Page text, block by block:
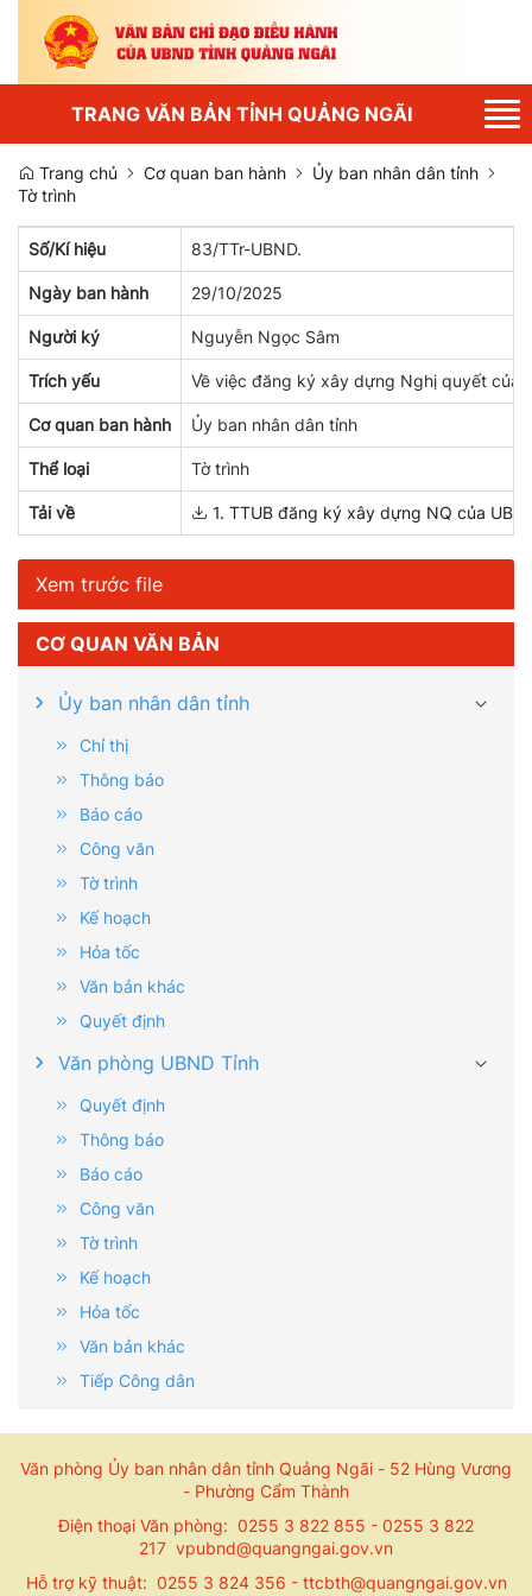
TRANG VĂN BẢN TỈNH QUẢNG NGÃI
CƠ QUAN VĂN BẢN
Ủy ban nhân dân tỉnh
Chỉ thị
Thông báo
Báo cáo
Công văn
Tờ trình
Kế hoạch
Hỏa tốc
Văn bản khác
Quyết định
Văn phòng UBND Tỉnh
Quyết định
Thông báo
Báo cáo
Công văn
Tờ trình
Kế hoạch
Hỏa tốc
Văn bản khác
Tiếp Công dân
Trang chủ Cơ quan ban hành
Ủy ban nhân dân tỉnh
Tờ trình
Số/Kí hiệu 83/TTr-UBND.
Ngày ban hành 29/10/2025
Người ký Nguyễn Ngọc Sâm
Trích yếu Về việc đăng ký xây dựng Nghị quyết của
Cơ quan ban hành Ủy ban nhân dân tỉnh
Thể loại Tờ trình
Tải về 1. TTUB đăng ký xây dựng NQ của
Xem trước file
Văn phòng Ủy ban nhân dân tỉnh Quảng Ngãi - 52 Hùng Vương
- Phường Cẩm Thành
Điện thoại Văn phòng: 0255 3 822 855 - 0255 3 822
217 vpubnd@quangngai.gov.vn
Hỗ trợ kỹ thuật: 0255 3 824 356 - ttcbth@quangngai.gov.vn